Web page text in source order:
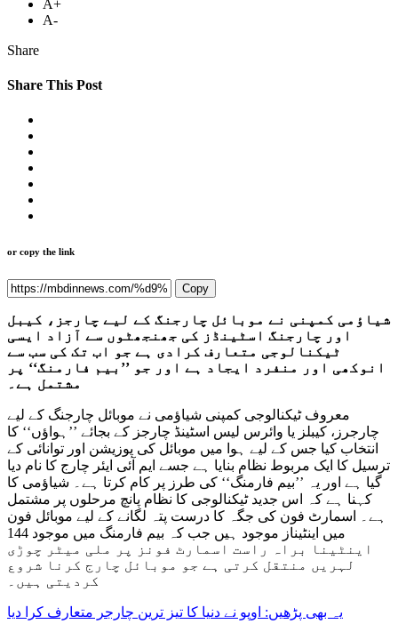
A+
A-
Share
Share This Post
or copy the link
Copy
شیاؤمی کمپنی نے موبائل چارجنگ کے لیے چارجز، کیبل
اور چارجنگ اسٹینڈز کی جھنجھٹوں سے آزاد ایسی
ٹیکنالوجی متعارف کرادی ہے جو اب تک کی سب سے
انوکھی اور منفرد ایجاد ہے اور جو ’’بیم فارمنگ‘‘ پر
مشتمل ہے۔
معروف ٹیکنالوجی کمپنی شیاؤمی نے موبائل چارجنگ کے لیے
چارجرز، کیبلز یا وائرس لیس اسٹینڈ چارجز کے بجائے ’’ہواؤں‘‘ کا
انتخاب کیا جس کے لیے ہوا میں موبائل کی پوزیشن اور توانائی کے
ترسیل کا ایک مربوط نظام بنایا ہے جسے ایم آئی ایئر چارج کا نام دیا
گیا ہے اور یہ ’’بیم فارمنگ‘‘ کی طرز پر کام کرتا ہے۔ شیاؤمی کا
کہنا ہے کہ اس جدید ٹیکنالوجی کا نظام پانچ مرحلوں پر مشتمل
ہے۔ اسمارٹ فون کی جگہ کا درست پتہ لگانے کے لیے موبائل فون
میں اینٹیناز موجود ہیں جب کہ بیم فارمنگ میں موجود 144
اینٹینا براہ راست اسمارٹ فونز پر ملی میٹر چوڑی
لہریں منتقل کرتی ہے جو موبائل چارج کرنا شروع
کردیتی ہیں۔
یہ بھی پڑھیں: اوپو نے دنیا کا تیز ترین چارجر متعارف کرا دیا